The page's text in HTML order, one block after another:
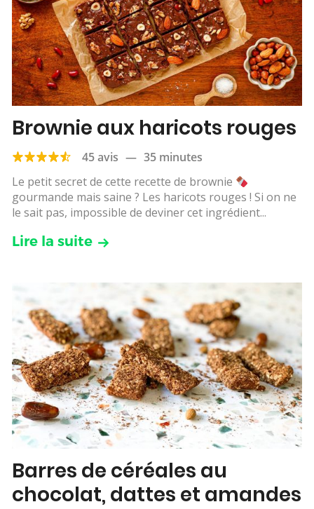
Brownie aux haricots rouges
45 avis — 35 minutes
Le petit secret de cette recette de brownie
gourmande mais saine ? Les haricots rouges ! Si on ne
le sait pas, impossible de deviner cet ingrédient...
Lire la suite
Barres de céréales au
chocolat, dattes et amandes